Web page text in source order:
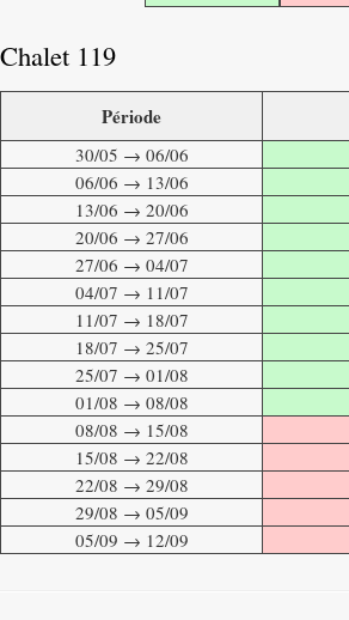
Chalet 119
Période
30/05 → 06/06
06/06 → 13/06
13/06 → 20/06
20/06 → 27/06
27/06 → 04/07
04/07 → 11/07
11/07 → 18/07
18/07 → 25/07
25/07 → 01/08
01/08 → 08/08
08/08 → 15/08
15/08 → 22/08
22/08 → 29/08
29/08 → 05/09
05/09 → 12/09